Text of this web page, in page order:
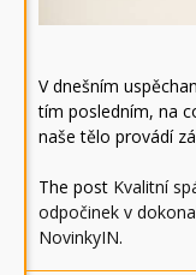
V dnešním
tím posledním, na
naše tělo provádí
The post Kvalitní
odpočinek v
NovinkyIN.